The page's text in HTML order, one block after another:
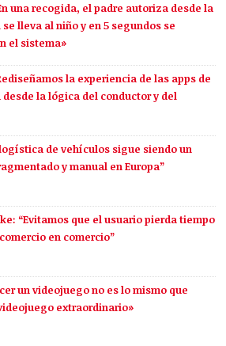
una recogida, el padre autoriza desde la
lleva al niño y en 5 segundos se
el sistema»
la experiencia de las apps de
la lógica del conductor y del
logística de vehículos sigue siendo un
y manual en Europa”
“Evitamos que el usuario pierda tiempo
en comercio”
un videojuego no es lo mismo que
extraordinario»